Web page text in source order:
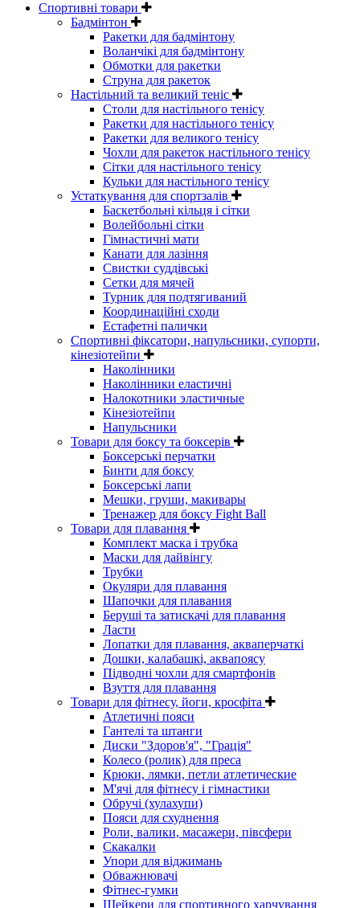
Спортивні товари
Бадмінтон
Ракетки для бадмінтону
Воланчікі для бадмінтону
Обмотки для ракетки
Струна для ракеток
Настільний та великий теніс
Столи для настільного тенісу
Ракетки для настільного тенісу
Ракетки для великого тенісу
Чохли для ракеток настільного тенісу
Сітки для настільного тенісу
Кульки для настільного тенісу
Устаткування для спортзалів
Баскетбольні кільця і сітки
Волейбольні сітки
Гімнастичні мати
Канати для лазіння
Свистки суддівські
Сетки для мячей
Турник для подтягиваний
Координаційні сходи
Естафетні палички
Спортивні фіксатори, напульсники, супорти,
кінезіотейпи
Наколінники
Наколінники еластичні
Налокотники эластичные
Кінезіотейпи
Напульсники
Товари для боксу та боксерів
Боксерські перчатки
Бинти для боксу
Боксерські лапи
Мешки, груши, макивары
Тренажер для боксу Fight Ball
Товари для плавання
Комплект маска і трубка
Маски для дайвінгу
Трубки
Окуляри для плавання
Шапочки для плавания
Беруші та затискачі для плавання
Ласти
Лопатки для плавання, акваперчаткі
Дошки, калабашкі, аквапоясу
Підводні чохли для смартфонів
Взуття для плавання
Товари для фітнесу, йоги, кросфіта
Атлетичні пояси
Гантелі та штанги
Диски "Здоров'я", "Грація"
Колесо (ролик) для преса
Крюки, лямки, петли атлетические
М'ячі для фітнесу і гімнастики
Обручі (хулахупи)
Пояси для схуднення
Роли, валики, масажери, півсфери
Скакалки
Упори для віджимань
Обважнювачі
Фітнес-гумки
Шейкери для спортивного харчування